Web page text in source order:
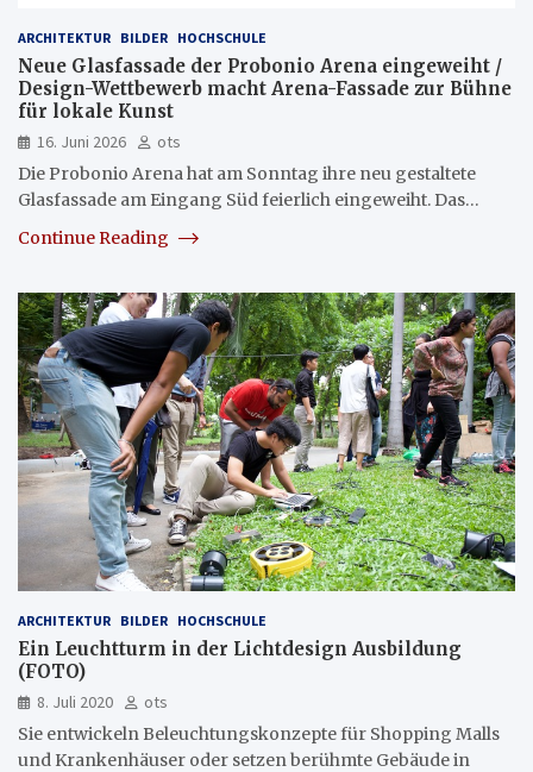
ARCHITEKTUR BILDER HOCHSCHULE
Neue Glasfassade der Probonio Arena eingeweiht /
Design-Wettbewerb macht Arena-Fassade zur Bühne
für lokale Kunst
16. Juni 2026
ots
Die Probonio Arena hat am Sonntag ihre neu gestaltete
Glasfassade am Eingang Süd feierlich eingeweiht. Das…
Continue Reading
ARCHITEKTUR BILDER HOCHSCHULE
Ein Leuchtturm in der Lichtdesign Ausbildung
(FOTO)
8. Juli 2020
ots
Sie entwickeln Beleuchtungskonzepte für Shopping Malls
und Krankenhäuser oder setzen berühmte Gebäude in